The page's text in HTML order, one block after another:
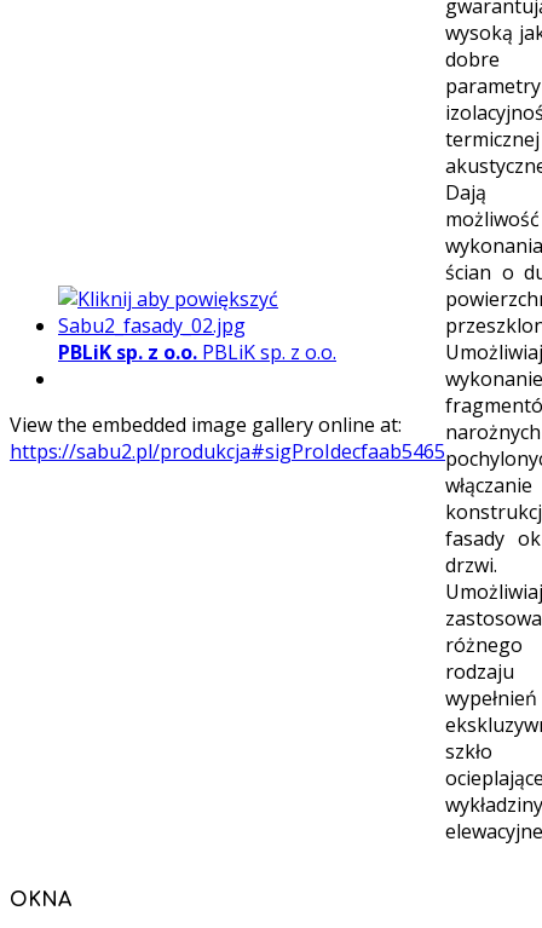
PBLiK sp. z o.o. PBLiK sp. z o.o.
View the embedded image gallery online at:
https://sabu2.pl/produkcja#sigProIdecfaab5465
wysoką
dobre
parametry
Dają
możliwość
wykonania
ścian o
wykonanie
fasady
drzwi.
różnego
rodzaju
szkło
wykładziny
OKNA